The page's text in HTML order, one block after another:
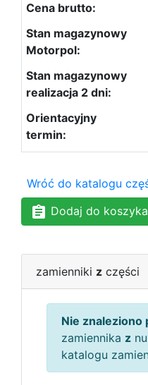
Wróć do katalogu
Dodaj do koszyka
zamienniki z części
Nie znaleziono
zamiennika z
katalogu